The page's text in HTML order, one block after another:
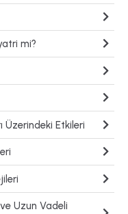
mi?
Üzerindeki Etkileri
ve Uzun Vadeli